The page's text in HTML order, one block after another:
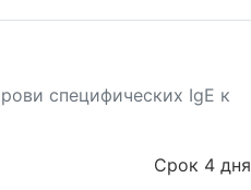
специфических IgE к
Срок 4 дня